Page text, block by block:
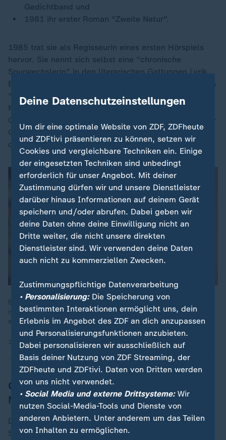
Gedichtband und
1981 ihr erster Roman "Zweite Natur".
1985 trat sie als Regisseurin eines ersten Hörspiels
hervor. Sie nennt sich selbst eine "chronische
Spurwechslerin" in den literarischen Gattungen Lyrik,
Epik und Essayistik. Dieses Jahr erschienen der Roman
"Sehr geehrte Frau Ministerin" (2025) - in seinem
Mittelpunkt stehen vier Frauen in Antike und
Gegenwart, deren Leben von erlittener und ausgeübter
Gewalt geprägt ist - sowie der Band "Vom Herzasthma
des Exils" (2025).
Buchempfehlung "Stark und leise" von Krechel: "Dieses Buch
ist zugleich Triumph über und Erinnerung an vergessene
weibliche Kulturleistungen."
25.09.2018 | 0:57 min
Georg-Büchner-Preis wird am 1.
November verliehen
Der Georg-Büchner-Preis wird am 1. November im
Staatstheater Darmstadt verliehen und ist mit 50.000
Deine Datenschutzeinstellungen
Um dir eine optimale Website von ZDF, ZDFheute
und ZDFtivi präsentieren zu können, setzen wir
Cookies und vergleichbare Techniken ein. Einige
der eingesetzten Techniken sind unbedingt
erforderlich für unser Angebot. Mit deiner
Zustimmung dürfen wir und unsere Dienstleister
darüber hinaus Informationen auf deinem Gerät
speichern und/oder abrufen. Dabei geben wir
deine Daten ohne deine Einwilligung nicht an
Dritte weiter, die nicht unsere direkten
Dienstleister sind. Wir verwenden deine Daten
auch nicht zu kommerziellen Zwecken.
Zustimmungspflichtige Datenverarbeitung
• Personalisierung:Die Speicherung von
bestimmten Interaktionen ermöglicht uns, dein
Erlebnis im Angebot des ZDF an dich anzupassen
und Personalisierungsfunktionen anzubieten.
Dabei personalisieren wir ausschließlich auf
Basis deiner Nutzung von ZDF Streaming, der
ZDFheute und ZDFtivi. Daten von Dritten werden
von uns nicht verwendet.
• Social Media und externe Drittsysteme:Wir
nutzen Social-Media-Tools und Dienste von
anderen Anbietern. Unter anderem um das Teilen
von Inhalten zu ermöglichen.